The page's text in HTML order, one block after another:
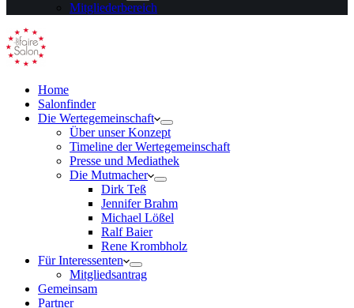
Mitgliederbereich
Home
Salonfinder
Die Wertegemeinschaft
Über unser Konzept
Timeline der Wertegemeinschaft
Presse und Mediathek
Die Mutmacher
Dirk Teß
Jennifer Brahm
Michael Lößel
Ralf Baier
Rene Krombholz
Für Interessenten
Mitgliedsantrag
Gemeinsam
Partner